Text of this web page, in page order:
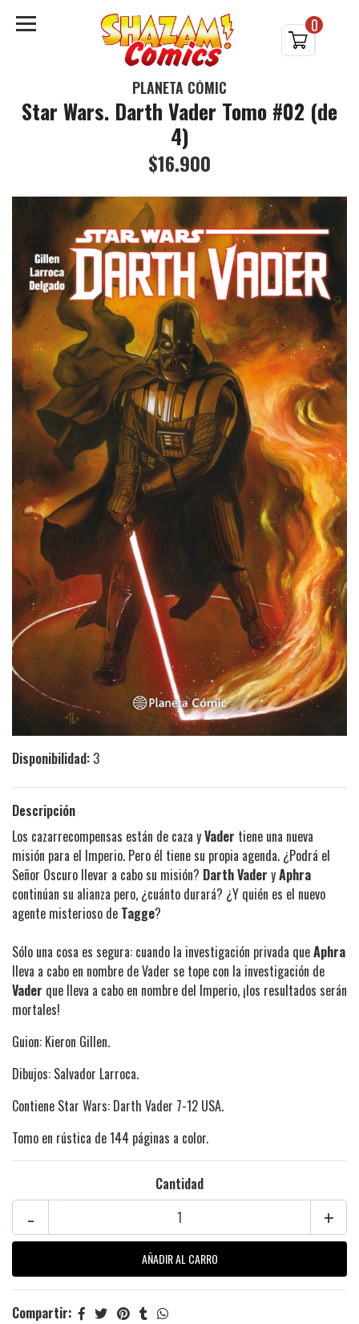
0
PLANETA CÓMIC
Star Wars. Darth Vader Tomo #02 (de
4)
$16.900
Disponibilidad: 3
Descripción
Los cazarrecompensas están de caza yVader tiene una nueva
misión para el Imperio. Pero él tiene su propia agenda. ¿Podrá el
Señor Oscuro llevar a cabo su misión? Darth Vader yAphra
continúan su alianza pero, ¿cuánto durará? ¿Y quién es el nuevo
agente misterioso de Tagge?
Sólo una cosa es segura: cuando la investigación privada queAphra
lleva a cabo en nombre de Vader se tope con la investigación de
Vader que lleva a cabo en nombre del Imperio, ¡los resultados serán
mortales!
Guion: Kieron Gillen.
Dibujos: Salvador Larroca.
Contiene Star Wars: Darth Vader 7-12 USA.
Tomo en rústica de 144 páginas a color.
Cantidad
+
-
Compartir: